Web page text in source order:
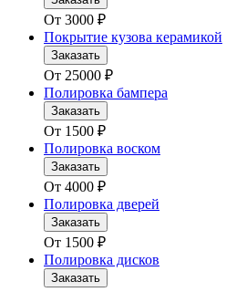
От 3000 ₽
Покрытие кузова керамикой
Заказать
От 25000 ₽
Полировка бампера
Заказать
От 1500 ₽
Полировка воском
Заказать
От 4000 ₽
Полировка дверей
Заказать
От 1500 ₽
Полировка дисков
Заказать